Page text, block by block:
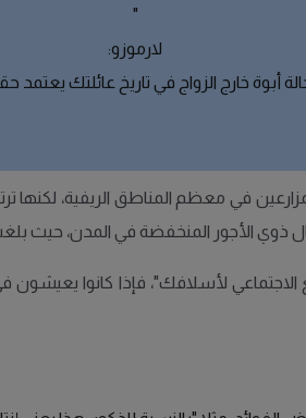
"
لارموزو:
أبوة خارج الزواج في تاريخ عائلتك يعتمد
الأجور المنخفضة في المدن، حيث بلغت
لأسلافك"، فإذا كانوا